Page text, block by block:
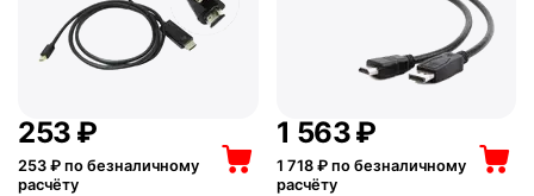
‍253‍ ₽
253 ₽ по безналичному
расчёту
1 563₽
1 718₽ по безналичному
расчёту